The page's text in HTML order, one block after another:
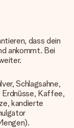
dass dein
ankommt. Bei
Schlagsahne,
Erdnüsse, Kaffee,
kandierte